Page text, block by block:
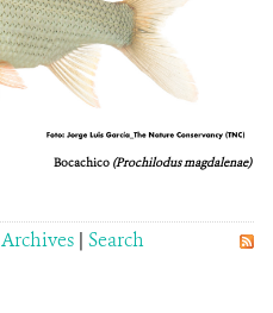
Bocachico (Prochilodus magdalenae)
Archives | Search